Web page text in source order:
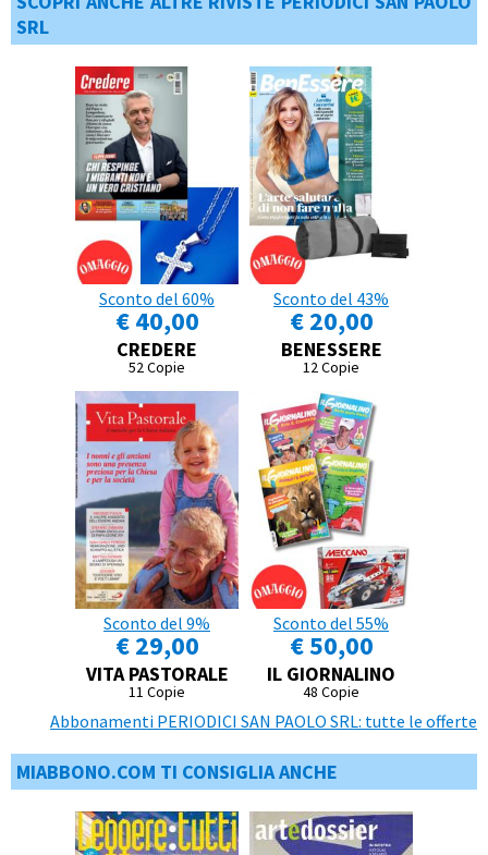
SRL
Sconto del 60%
€ 40,00
CREDERE
52 Copie
Sconto del 43%
€ 20,00
BENESSERE
12 Copie
Sconto del 9%
€ 29,00
VITA PASTORALE
11 Copie
Sconto del 55%
€ 50,00
IL GIORNALINO
48 Copie
Abbonamenti PERIODICI SAN PAOLO SRL: tutte le offerte
MIABBONO.COM TI CONSIGLIA ANCHE